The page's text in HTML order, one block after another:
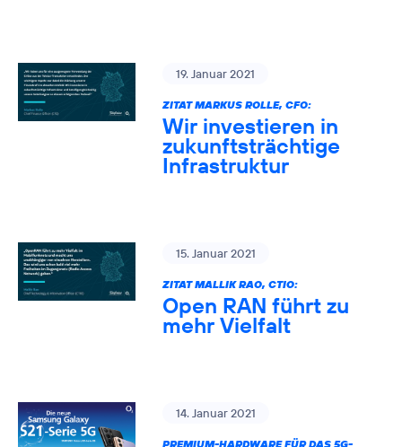
19. Januar 2021
ZITAT MARKUS ROLLE, CFO:
Wir investieren in
zukunftsträchtige
Infrastruktur
15. Januar 2021
ZITAT MALLIK RAO, CTIO:
Open RAN führt zu
mehr Vielfalt
14. Januar 2021
PREMIUM-HARDWARE FÜR DAS 5G-